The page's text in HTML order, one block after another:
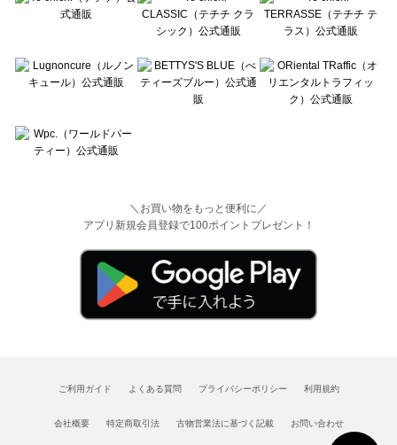
＼お買い物をもっと便利に／
アプリ新規会員登録で100ポイントプレゼント！
ご利用ガイド よくある質問 プライバシーポリシー 利用規約
会社概要 特定商取引法 古物営業法に基づく記載 お問い合わせ